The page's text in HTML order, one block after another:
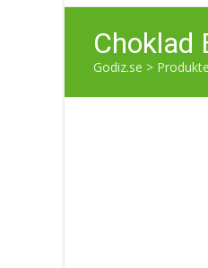
Choklad
Godiz.se >